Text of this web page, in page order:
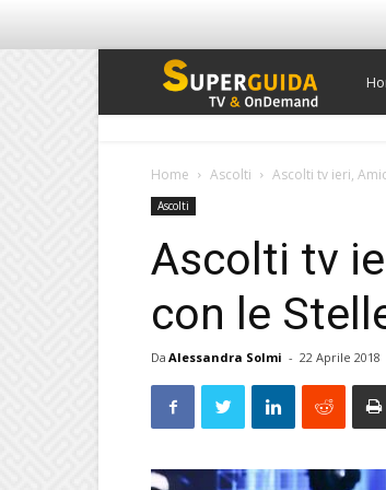
Home Ascolti Ascolti tv ieri,
Ascolti
Ascolti tv
con le
Da Alessandra Solmi - 22 Aprile 2018